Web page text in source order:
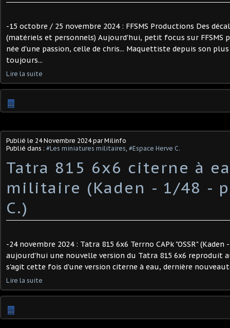
-15 octobre / 25 novembre 2024 : FFSMS Productions Des
(matériels et personnels) Aujourd'hui, petit focus sur FFSMS
née d'une passion, celle de chris... Maquettiste depuis son
toujours...
Lire la suite
…
Publié le 24 Novembre 2024par Milinfo
Publié dans : #Les miniatures militaires, #Espace Herve C.
Tatra 815 6x6 citerne à
militaire (Kaden - 1/48 -
C.)
-24 novembre 2024 : Tatra 815 6x6 Terrno CAPk "OSSR" (Kaden
aujourd'hui une nouvelle version du Tatra 815 6x6 reproduit
s'agit cette fois d'une version citerne à eau, dernière
Lire la suite
…